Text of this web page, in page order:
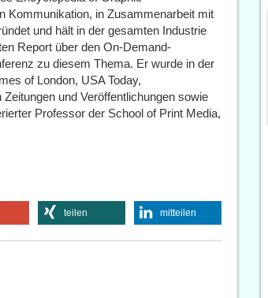
Kommunikation, in Zusammenarbeit mit
und hält in der gesamten Industrie
Report über den On-Demand-
zu diesem Thema. Er wurde in der
of London, USA Today,
und Veröffentlichungen sowie
Professor der School of Print Media,
teilen mitteilen